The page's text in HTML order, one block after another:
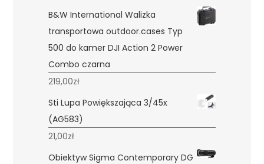
B&W International Walizka
transportowa outdoor.cases Typ
500 do kamer DJI Action 2 Power
Combo czarna
219,00zł
Sti Lupa Powiększająca 3/45x
(AG583)
21,00zł
Obiektyw Sigma Contemporary DG